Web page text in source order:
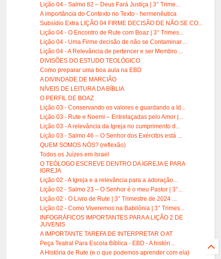
Lição 04 - Salmo 82 – Deus Fará Justiça | 3° Trime...
A importância do Contexto no Texto - hermenêutica
Subsídio Extra LIÇÃO 04 FIRME DECISÃO DE NÃO SE CO...
Lição 04 - O Encontro de Rute com Boaz | 3° Trimes...
Lição 04 - Uma Firme decisão de não se Contaminar ...
Lição 04 - A Relevância de pertencer e ser Membro ...
DIVISÕES DO ESTUDO TEOLÓGICO
Como preparar uma boa aula na EBD
A DIVINDADE DE MARCIÃO
NÍVEIS DE LEITURA DA BÍBLIA
O PERFIL DE BOAZ
Lição 03 - Conservando os valores e guardando a Id...
Lição 03 - Rute e Noemi – Entrelaçadas pelo Amor |...
Lição 03 - A relevância da Igreja no cumprimento d...
Lição 03 - Salmo 46 – O Senhor dos Exércitos está ...
QUEM SOMOS NÓS? (reflexão)
Todos os Juízes em Israel
O TEÓLOGO ESCREVE DENTRO DA IGREJA E PARA
IGREJA
Lição 02 - A Igreja e a relevância para a adoração...
Lição 02 - Salmo 23 – O Senhor é o meu Pastor | 3°...
Lição 02 - O Livro de Rute | 3° Trimestre de 2024 ...
Lição 02 - Como Viveremos na Babilônia | 3° Trimes...
INFOGRÁFICOS IMPORTANTES PARA A LIÇÃO 2 DE
JUVENIS
A IMPORTANTE TAREFA DE INTERPRETAR O AT
Peça Teatral Para Escola Bíblica - EBD - A históri...
A História de Rute (e o que podemos aprender com ela)